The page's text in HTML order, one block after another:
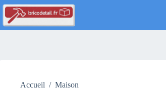
Passer
contenu
Accueil / Maison